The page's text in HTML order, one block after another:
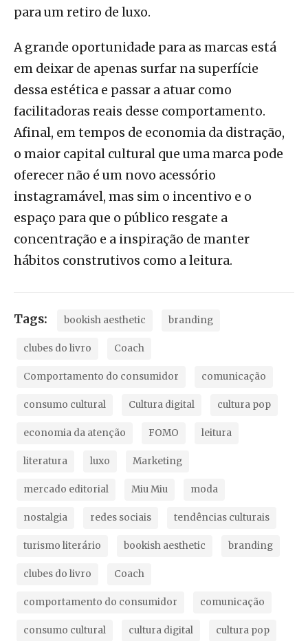
para um retiro de luxo.
A grande oportunidade para as marcas está
em deixar de apenas surfar na superfície
dessa estética e passar a atuar como
facilitadoras reais desse comportamento.
Afinal, em tempos de economia da distração,
o maior capital cultural que uma marca pode
oferecer não é um novo acessório
instagramável, mas sim o incentivo e o
espaço para que o público resgate a
concentração e a inspiração de manter
hábitos construtivos como a leitura.
Tags: bookish aesthetic branding
clubes do livro Coach
Comportamento do consumidor comunicação
consumo cultural Cultura digital cultura pop
economia da atenção FOMO leitura
literatura luxo Marketing
mercado editorial Miu Miu moda
nostalgia redes sociais tendências culturais
turismo literário bookish aesthetic branding
clubes do livro Coach
comportamento do consumidor comunicação
consumo cultural cultura digital cultura pop